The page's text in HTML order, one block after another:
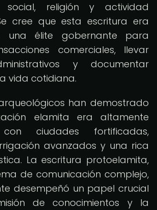
social, religión y actividad
cree que esta escritura era
una élite gobernante para
comerciales, llevar
y documentar
vida cotidiana.
han demostrado
elamita era altamente
con ciudades fortificadas,
avanzados y una rica
La escritura protoelamita,
de comunicación complejo,
desempeñó un papel crucial
de conocimientos y la